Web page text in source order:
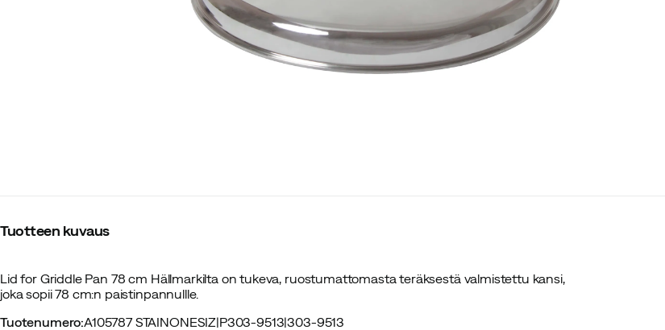
Tuotteen kuvaus
Lid for Griddle Pan 78 cm Hällmarkilta on tukeva, ruostumattomasta teräksestä valmistettu kansi,
joka sopii 78 cm:n paistinpannullle.
Tuotenumero:A105787 STAINONESIZ|P303-9513|303-9513